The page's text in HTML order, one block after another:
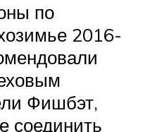
по
2016-
Фишбэт,
соединить